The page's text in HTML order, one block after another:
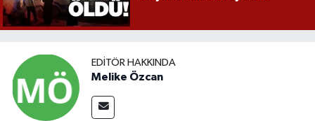
EDITÖR HAKKINDA
Melike Özcan